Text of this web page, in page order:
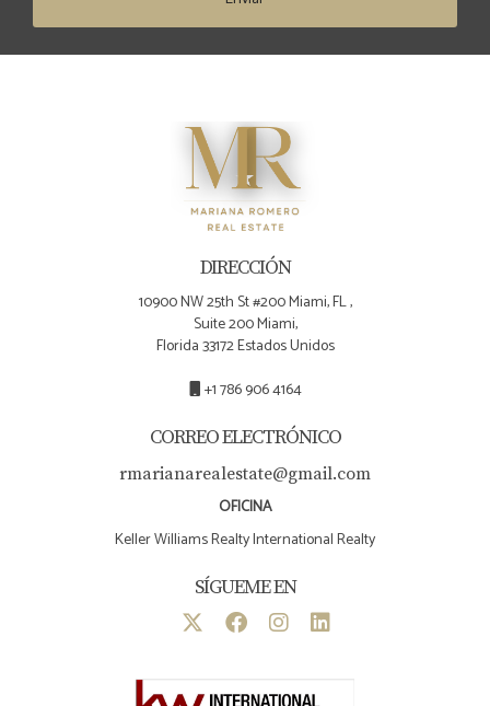
DIRECCIÓN
10900 NW 25th St #200 Miami, FL ,
Suite 200 Miami,
Florida 33172 Estados Unidos
+1 786 906 4164
CORREO ELECTRÓNICO
rmarianarealestate@gmail.com
OFICINA
Keller Williams Realty International Realty
SÍGUEME EN